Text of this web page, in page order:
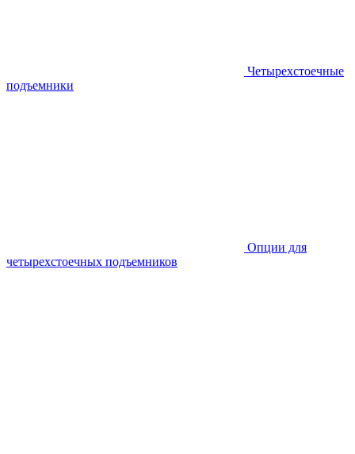
Четырехстоечные
подъемники
Опции для
четырехстоечных подъемников